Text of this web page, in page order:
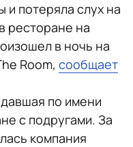
и потеряла слух на
ресторане на
в ночь на
Room, сообщает
по имени
с подругами. За
компания